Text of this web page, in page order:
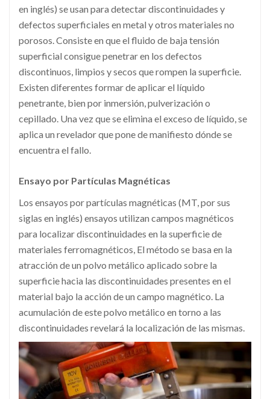
en inglés) se usan para detectar discontinuidades y
defectos superficiales en metal y otros materiales no
porosos. Consiste en que el fluido de baja tensión
superficial consigue penetrar en los defectos
discontinuos, limpios y secos que rompen la superficie.
Existen diferentes formar de aplicar el líquido
penetrante, bien por inmersión, pulverización o
cepillado. Una vez que se elimina el exceso de líquido, se
aplica un revelador que pone de manifiesto dónde se
encuentra el fallo.
Ensayo por Partículas Magnéticas
Los ensayos por partículas magnéticas (MT, por sus
siglas en inglés) ensayos utilizan campos magnéticos
para localizar discontinuidades en la superficie de
materiales ferromagnéticos, El método se basa en la
atracción de un polvo metálico aplicado sobre la
superficie hacia las discontinuidades presentes en el
material bajo la acción de un campo magnético. La
acumulación de este polvo metálico en torno a las
discontinuidades revelará la localización de las mismas.